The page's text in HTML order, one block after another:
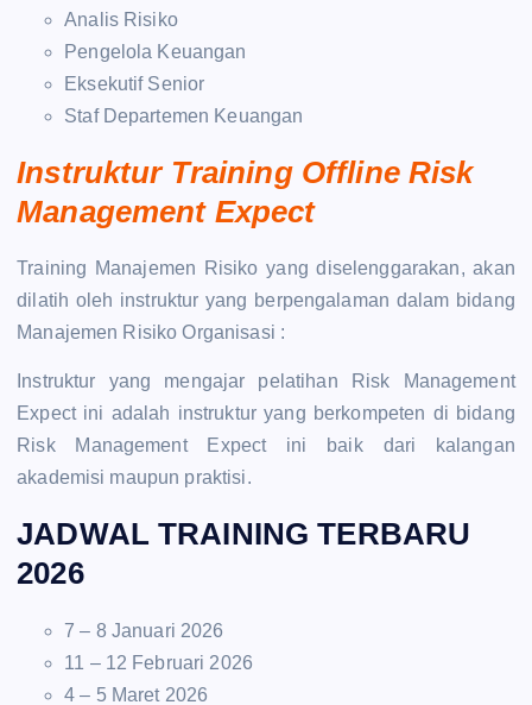
Analis Risiko
Pengelola Keuangan
Eksekutif Senior
Staf Departemen Keuangan
Instruktur Training Offline Risk
Management Expect
Training Manajemen Risiko yang diselenggarakan, akan
dilatih oleh instruktur yang berpengalaman dalam bidang
Manajemen Risiko Organisasi :
Instruktur yang mengajar pelatihan Risk Management
Expect ini adalah instruktur yang berkompeten di bidang
Risk Management Expect ini baik dari kalangan
akademisi maupun praktisi.
JADWAL TRAINING TERBARU
2026
7 – 8 Januari 2026
11 – 12 Februari 2026
4 – 5 Maret 2026